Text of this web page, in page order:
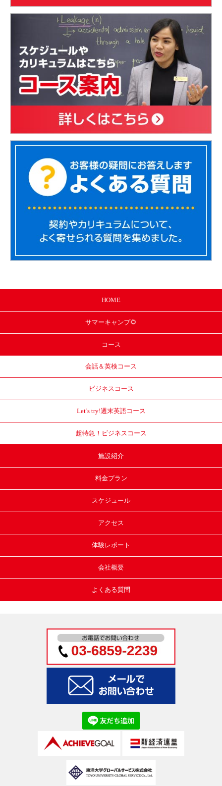
HOME
サマーキャンプ🌻
コース
会話＆英検コース
ビジネスコース
Let’s try!週末英語コース
超特急！ ビジネスコース
施設紹介
料金プラン
スケジュール
アクセス
体験レポート
会社概要
よくある質問